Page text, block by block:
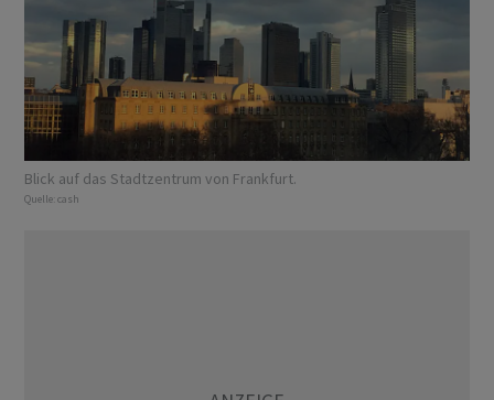
Blick auf das Stadtzentrum von Frankfurt.
Quelle: cash